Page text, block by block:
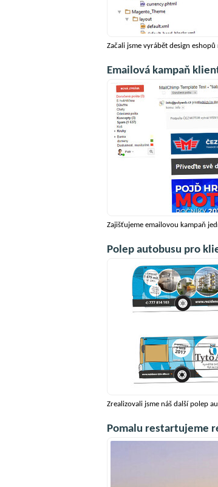
Začali jsme vyrábět design
Emailová kampaň
Zajišťujeme emailovou kampaň
Polep autobusu pro
Zrealizovali jsme náš další polep
Pomalu restartujeme